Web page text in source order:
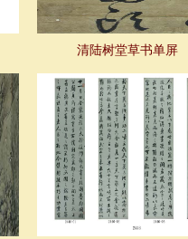
清陆树堂草书单屏